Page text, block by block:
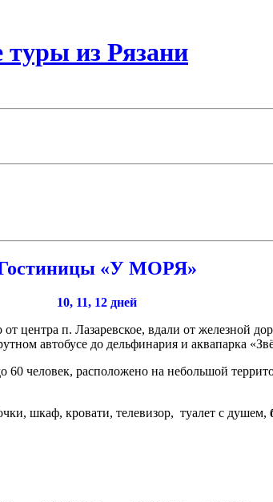
из Рязани
«У МОРЯ»
10, 11, 12 дней
центра п. Лазаревское, вдали от железной
автобусе до дельфинария и аквапарка
60 человек, расположено на небольшой
шкаф, кровати, телевизор, туалет с душем,